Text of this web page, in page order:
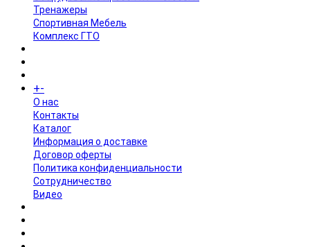
Тренажеры
Спортивная Мебель
Комплекс ГТО
+-
O нас
Контакты
Каталог
Информация о доставке
Договор оферты
Политика конфиденциальности
Сотрудничество
Видео